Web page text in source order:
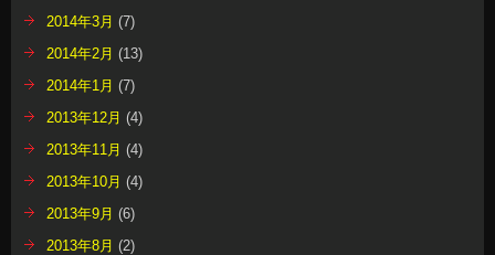
2014年3月 (7)
2014年2月 (13)
2014年1月 (7)
2013年12月 (4)
2013年11月 (4)
2013年10月 (4)
2013年9月 (6)
2013年8月 (2)